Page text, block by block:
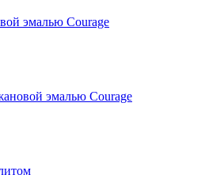
эмалью Courage
эмалью Courage